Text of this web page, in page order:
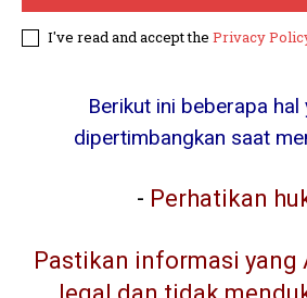
I've read and accept the Privacy
Berikut ini beberapa hal
dipertimbangkan saat
- Perhatikan
Pastikan informasi yang